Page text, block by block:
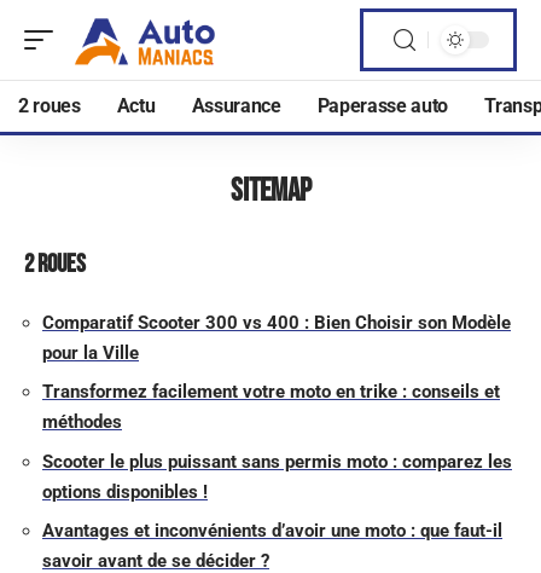
2 roues Actu Assurance Paperasse auto
Sitemap
2 roues
Comparatif Scooter 300 vs 400 : Bien Choisir son Modèle
pour la Ville
Transformez facilement votre moto en trike : conseils et
méthodes
Scooter le plus puissant sans permis moto : comparez les
options disponibles !
Avantages et inconvénients d’avoir une moto : que faut-il
savoir avant de se décider ?